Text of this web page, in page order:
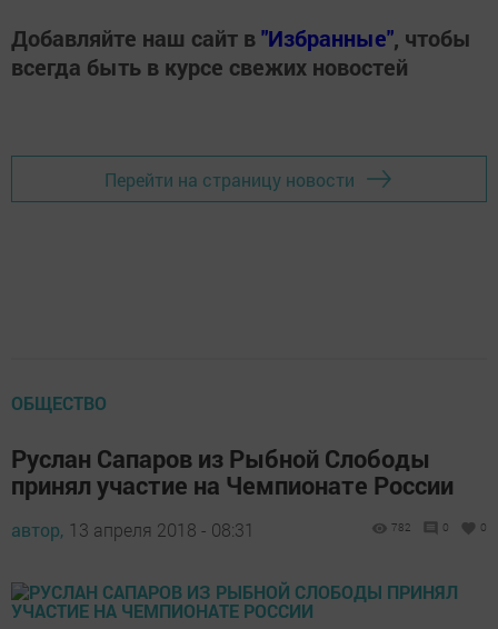
Добавляйте наш сайт в"Избранные", чтобы
всегда быть в курсе свежих новостей
Перейти на страницу новости
ОБЩЕСТВО
Руслан Сапаров из Рыбной Слободы
принял участие на Чемпионате России
автор, 13 апреля 2018 - 08:31 782 0 0